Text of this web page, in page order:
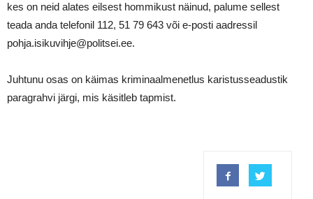
kes on neid alates eilsest hommikust näinud, palume sellest
teada anda telefonil 112, 51 79 643 või e-posti aadressil
pohja.isikuvihje@politsei.ee.
Juhtunu osas on käimas kriminaalmenetlus karistusseadustik
paragrahvi järgi, mis käsitleb tapmist.